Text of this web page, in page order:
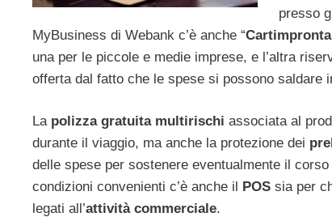
presso
MyBusiness di Webank c’è anche “
una per le piccole e medie imprese, e l’altra
offerta dal fatto che le spese si possono saldare
La polizza gratuita multirischi associata al
durante il viaggio, ma anche la protezione dei
delle spese per sostenere eventualmente il corso
condizioni convenienti c’è anche il POS sia per
legati all’attività commerciale.